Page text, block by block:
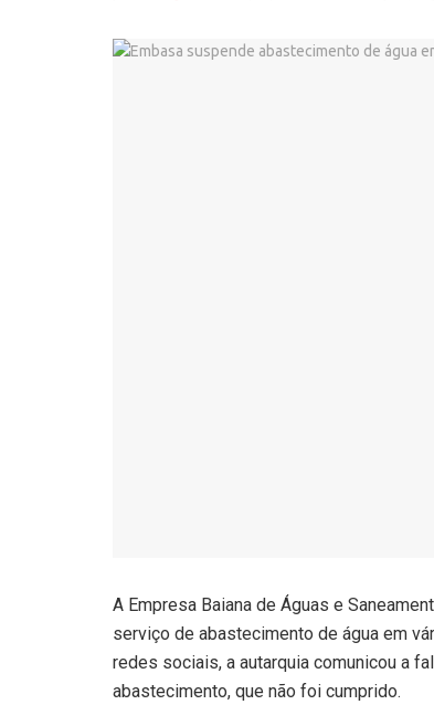
A Empresa Baiana de Águas e
serviço de abastecimento de água em
redes sociais, a autarquia comunicou a
abastecimento, que não foi cumprido.